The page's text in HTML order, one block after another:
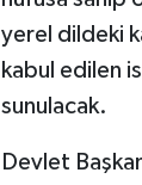
yerel dildeki
kabul edilen
sunulacak.
Devlet